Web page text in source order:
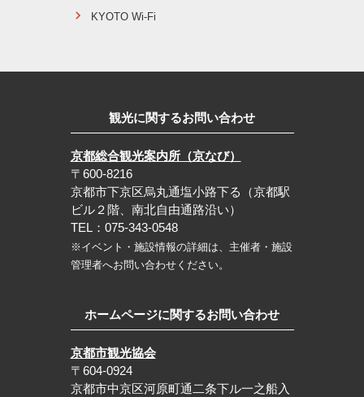
KYOTO Wi-Fi
観光に関するお問い合わせ
京都総合観光案内所（京なび）
〒600-8216
京都市下京区烏丸通塩小路下る（京都駅
ビル２階、南北自由通路沿い）
TEL：075-343-0548
※イベント・施設情報の詳細は、主催者・施設
管理者へお問い合わせください。
ホームページに関するお問い合わせ
京都市観光協会
〒604-0924
京都市中京区河原町通二条下ル一之船入